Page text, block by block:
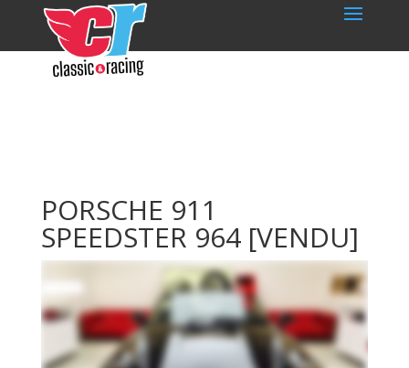
PORSCHE 911
SPEEDSTER 964 [VENDU]